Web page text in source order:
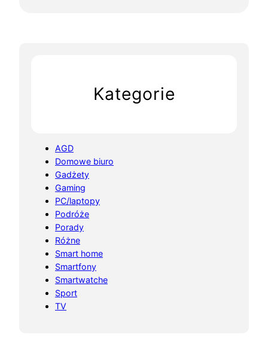
Kategorie
AGD
Domowe biuro
Gadżety
Gaming
PC/laptopy
Podróże
Porady
Różne
Smart home
Smartfony
Smartwatche
Sport
TV